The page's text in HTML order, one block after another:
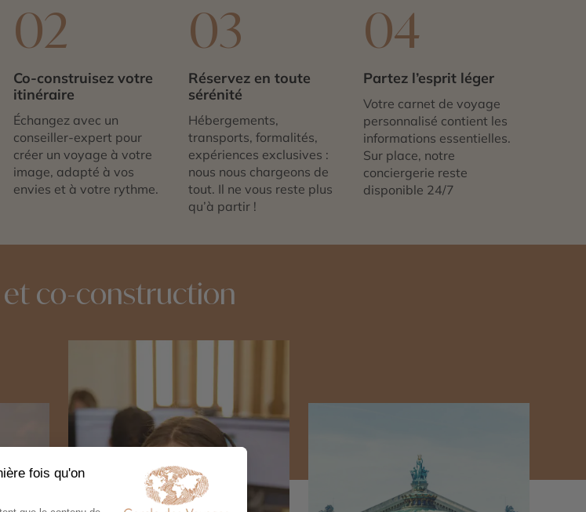
02
Co-construisez votre
itinéraire
Échangez avec un
conseiller-expert pour
créer un voyage à votre
image, adapté à vos
envies et à votre rythme.
03
Réservez en toute
sérénité
Hébergements,
transports, formalités,
expériences exclusives :
nous nous chargeons de
tout. Il ne vous reste plus
qu’à partir !
04
Partez l’esprit léger
Votre carnet de voyage
personnalisé contient les
informations essentielles.
Sur place, notre
conciergerie reste
disponible 24/7
et co-construction